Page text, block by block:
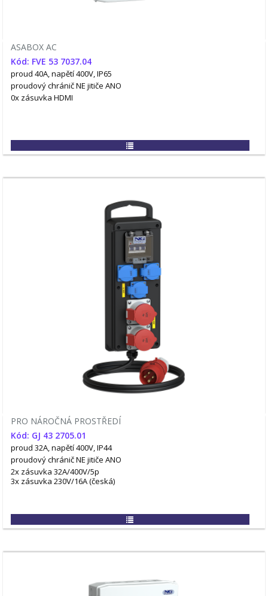
ASABOX AC
Kód: FVE 53 7037.04
proud 40A, napětí 400V, IP65
proudový chránič NE jitiče ANO
0x zásuvka HDMI
PRO NÁROČNÁ PROSTŘEDÍ
Kód: GJ 43 2705.01
proud 32A, napětí 400V, IP44
proudový chránič NE jitiče ANO
2x zásuvka 32A/400V/5p
3x zásuvka 230V/16A (česká)